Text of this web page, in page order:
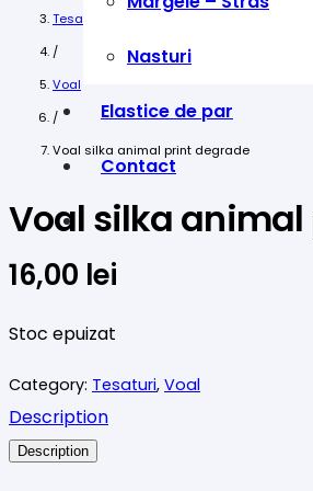
Nasturi
Elastice de par
Contact
Tesaturi
/
Voal
/
Voal silka animal print degrade
Voal silka
16,00 lei
Stoc epuizat
Category: Tesaturi, Voal
Description
Description